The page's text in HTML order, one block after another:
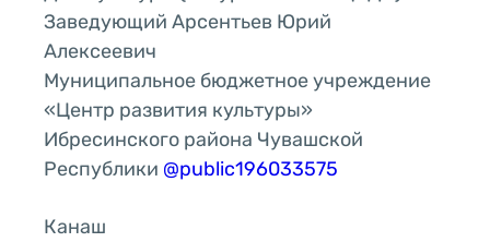
Заведующий Арсентьев Юрий
Алексеевич
Муниципальное бюджетное учреждение
«Центр развития культуры»
Ибресинского района Чувашской
Республики @public196033575
Канаш